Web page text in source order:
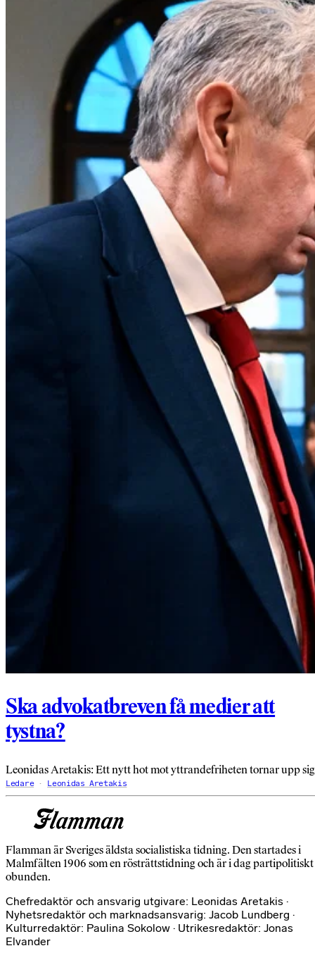
Ska advokatbreven få medier att
tystna?
Leonidas Aretakis: Ett nytt hot mot yttrandefriheten tornar upp sig
Ledare Leonidas Aretakis
Flamman är Sveriges äldsta socialistiska tidning. Den startades i
Malmfälten 1906 som en rösträttstidning och är i dag partipolitiskt
obunden.
Chefredaktör och ansvarig utgivare: Leonidas Aretakis ·
Nyhetsredaktör och marknadsansvarig: Jacob Lundberg ·
Kulturredaktör: Paulina Sokolow · Utrikesredaktör: Jonas
Elvander